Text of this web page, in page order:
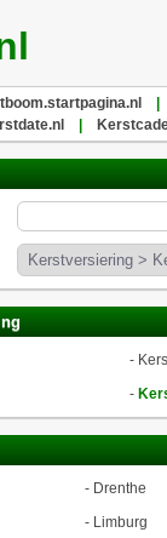
-
-
- Drenthe
- Limburg